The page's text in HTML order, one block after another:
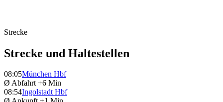
Strecke
Strecke und Haltestellen
08:05München Hbf
Ø Abfahrt +6 Min
08:54Ingolstadt Hbf